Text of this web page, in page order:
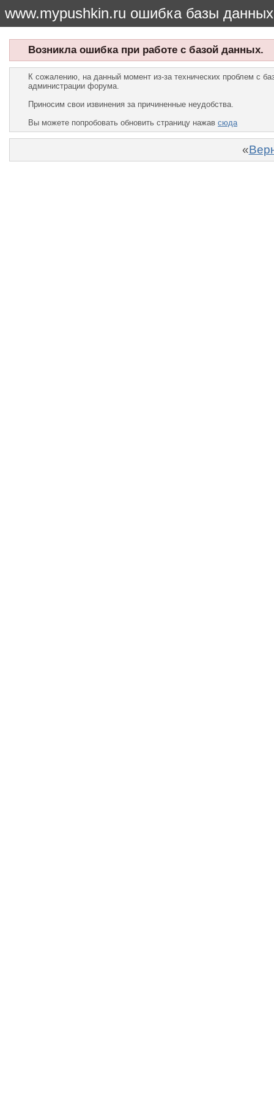
www.mypushkin.ru ошибка базы данных
Возникла ошибка при работе с базой данных.
К сожалению, на данный момент из-за технических проблем с
администрации форума.
Приносим свои извинения за причиненные неудобства.
Вы можете попробовать обновить страницу нажав сюда
«